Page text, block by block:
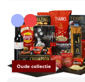
Oude collectie